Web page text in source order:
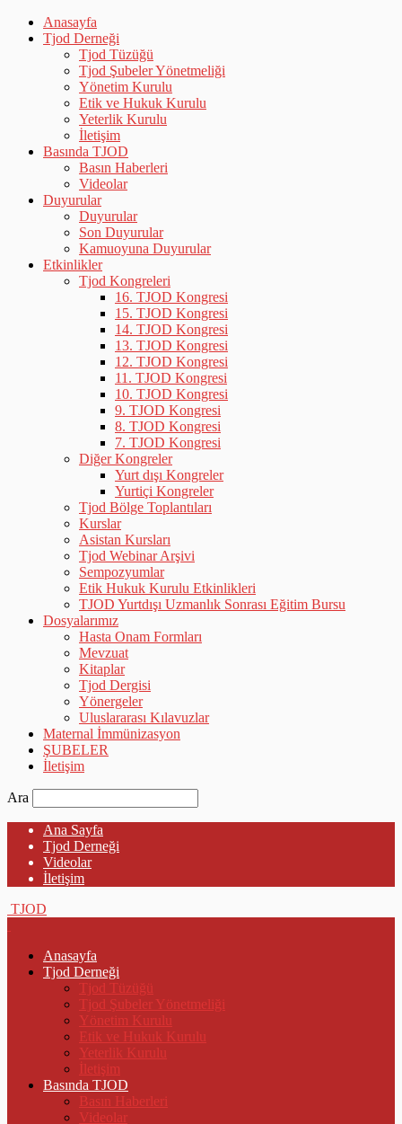
Anasayfa
Tjod Derneği
Tjod Tüzüğü
Tjod Şubeler Yönetmeliği
Yönetim Kurulu
Etik ve Hukuk Kurulu
Yeterlik Kurulu
İletişim
Basında TJOD
Basın Haberleri
Videolar
Duyurular
Duyurular
Son Duyurular
Kamuoyuna Duyurular
Etkinlikler
Tjod Kongreleri
16. TJOD Kongresi
15. TJOD Kongresi
14. TJOD Kongresi
13. TJOD Kongresi
12. TJOD Kongresi
11. TJOD Kongresi
10. TJOD Kongresi
9. TJOD Kongresi
8. TJOD Kongresi
7. TJOD Kongresi
Diğer Kongreler
Yurt dışı Kongreler
Yurtiçi Kongreler
Tjod Bölge Toplantıları
Kurslar
Asistan Kursları
Tjod Webinar Arşivi
Sempozyumlar
Etik Hukuk Kurulu Etkinlikleri
TJOD Yurtdışı Uzmanlık Sonrası Eğitim Bursu
Dosyalarımız
Hasta Onam Formları
Mevzuat
Kitaplar
Tjod Dergisi
Yönergeler
Uluslararası Kılavuzlar
Maternal İmmünizasyon
ŞUBELER
İletişim
Ara
Ana Sayfa
Tjod Derneği
Videolar
İletişim
TJOD
Anasayfa
Tjod Derneği
Tjod Tüzüğü
Tjod Şubeler Yönetmeliği
Yönetim Kurulu
Etik ve Hukuk Kurulu
Yeterlik Kurulu
İletişim
Basında TJOD
Basın Haberleri
Videolar